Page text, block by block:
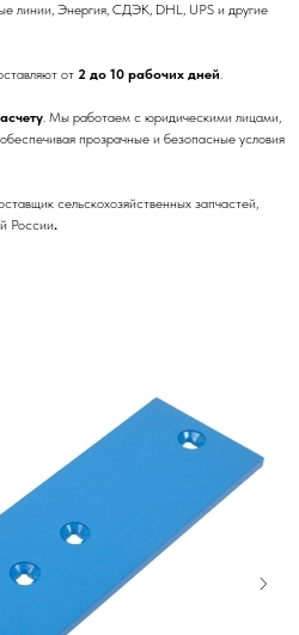
линии, Энергия, СДЭК, DHL, UPS и другие
от 2 до 10 рабочих дней.
. Мы работаем с юридическими лицами,
прозрачные и безопасные условия
сельскохозяйственных запчастей,
России.